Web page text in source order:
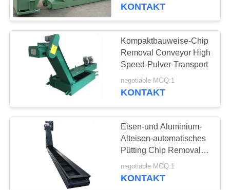
PRIVACY
POLICY
Stahlt-Schlitz-Platte
T-Schlitz-
Grundplatte
35
KONTAKT
Kompaktbauweise-Chip
Removal Conveyor High
Speed-Pulver-Transport
negotiable MOQ:1
KONTAKT
Eisen-und Aluminium-
Alteisen-automatisches
Pütting Chip Removal
Machine
negotiable MOQ:1
KONTAKT